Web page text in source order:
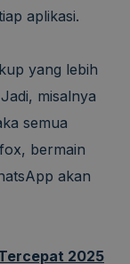
aplikasi.
yang lebih
misalnya
semua
bermain
akan
2025